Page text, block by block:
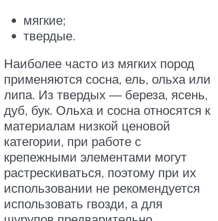
мягкие;
твердые.
Наиболее часто из мягких пород
применяются сосна, ель, ольха или
липа. Из твердых — береза, ясень,
дуб, бук. Ольха и сосна относятся к
материалам низкой ценовой
категории, при работе с
крепежными элементами могут
растрескиваться, поэтому при их
использовании не рекомендуется
использовать гвозди, а для